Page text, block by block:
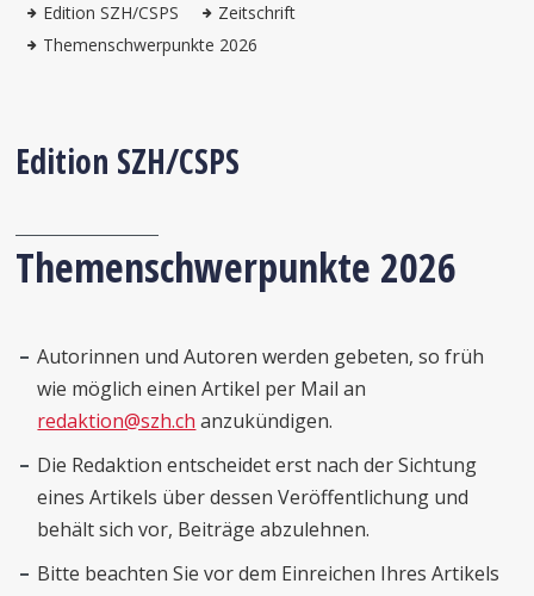
Edition SZH/CSPS
Zeitschrift
Themenschwerpunkte 2026
Edition SZH/CSPS
Themenschwerpunkte 2026
Autorinnen und Autoren werden gebeten, so früh
wie möglich einen Artikel per Mail an
redaktion@szh.ch anzukündigen.
Die Redaktion entscheidet erst nach der Sichtung
eines Artikels über dessen Veröffentlichung und
behält sich vor, Beiträge abzulehnen.
Bitte beachten Sie vor dem Einreichen Ihres Artikels